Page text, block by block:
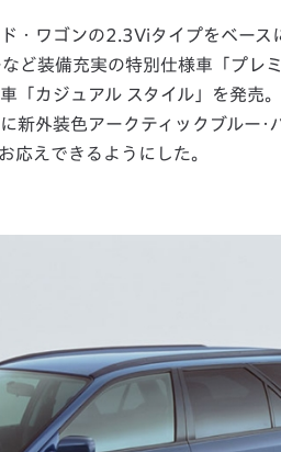
ワゴンの2.3Viタイプをベース
ど装備充実の特別仕様車「プレ
「カジュアル スタイル」を発売
新外装色アークティックブルー･
応えできるようにした。